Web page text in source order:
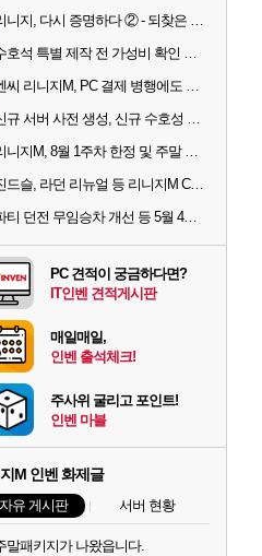
리니지, 다시 증명하다 ② - 되찾은 모바일 왕좌
수호석 특별 제작 전 가성비 확인 필수! 3월 2주차 업데이트 이슈
엔씨 리니지M, PC 결제 병행에도 모바일 '매출 1위' 탈환
신규 서버 사전 생성, 신규 수호성 추가 등 3월 1주차 업데이트 이슈
리니지M, 8월 1주차 한정 및 주말 제작 정보
진드슬, 라던 리뉴얼 등 리니지M ContiNew 업데이트 핵심 요약
파티 던전 무임승차 개선 등 5월 4주차 업데이트 이슈
PC 견적이 궁금하다면?
IT인벤 견적게시판
매일매일,
인벤 출석체크!
주사위 굴리고 포인트!
인벤 마블
M 인벤 화제글
자유 게시판 서버 현황
말패키지가 나왔읍니다.